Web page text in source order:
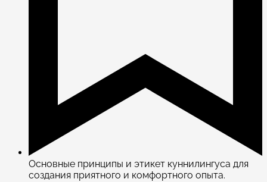
Основные принципы и этикет куннилингуса для
создания приятного и комфортного опыта.